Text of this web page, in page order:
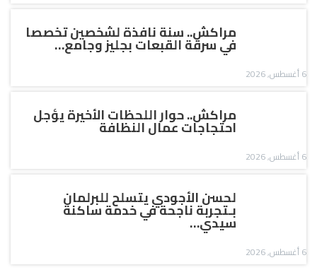
مراكش.. سنة نافذة لشخصين تخصصا
في سرقة القبعات بجليز وجامع…
6 أغسطس, 2026
مراكش.. حوار اللحظات الأخيرة يؤجل
احتجاجات عمال النظافة
6 أغسطس, 2026
لحسن الأجودي يتسلح للبرلمان
بـتجربة ناجحة في خدمة ساكنة
سيدي…
6 أغسطس, 2026